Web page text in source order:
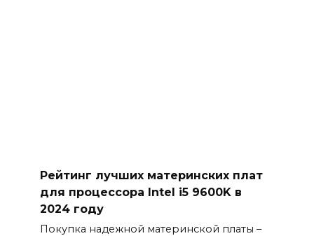
Рейтинг лучших материнских плат
для процессора Intel i5 9600K в
2024 году
Покупка надежной материнской платы –